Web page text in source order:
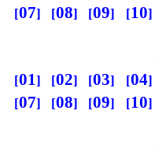
07
08 09 10
01 02 03 04
07
08 09 10